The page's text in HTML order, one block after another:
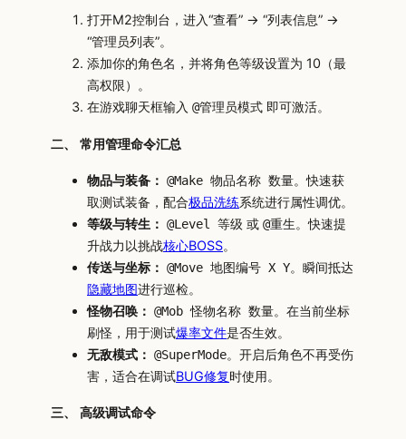
打开M2控制台，进入“查看” -> “列表信息” ->
“管理员列表”。
添加你的角色名，并将角色等级设置为 10（最
高权限）。
在游戏聊天框输入 @管理员模式 即可激活。
二、 常用管理命令汇总
物品与装备： @Make 物品名称 数量。快速获
取测试装备，配合极品洗练系统进行属性调优。
等级与转生： @Level 等级 或 @重生。快速提
升战力以挑战核心BOSS。
传送与坐标： @Move 地图编号 X Y。瞬间抵达
隐藏地图进行巡检。
怪物召唤： @Mob 怪物名称 数量。在当前坐标
刷怪，用于测试爆率文件是否生效。
无敌模式： @SuperMode。开启后角色不再受伤
害，适合在调试BUG修复时使用。
三、 高级调试命令